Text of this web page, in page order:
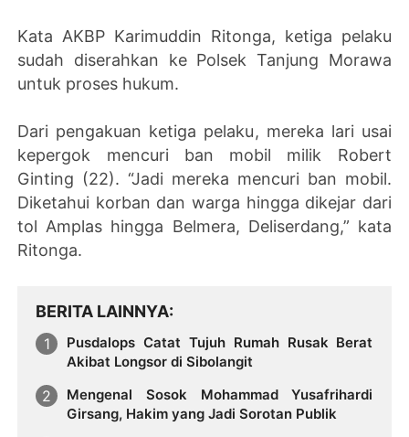
Kata AKBP Karimuddin Ritonga, ketiga pelaku
sudah diserahkan ke Polsek Tanjung Morawa
untuk proses hukum.
Dari pengakuan ketiga pelaku, mereka lari usai
kepergok mencuri ban mobil milik Robert
Ginting (22). “Jadi mereka mencuri ban mobil.
Diketahui korban dan warga hingga dikejar dari
tol Amplas hingga Belmera, Deliserdang,” kata
Ritonga.
BERITA LAINNYA
Pusdalops Catat Tujuh Rumah Rusak Berat
Akibat Longsor di Sibolangit
Mengenal Sosok Mohammad Yusafrihardi
Girsang, Hakim yang Jadi Sorotan Publik